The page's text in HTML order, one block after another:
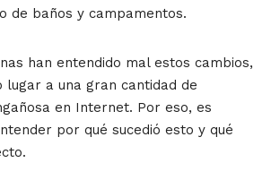
de baños y campamentos.
han entendido mal estos cambios,
lugar a una gran cantidad de
en Internet. Por eso, es
por qué sucedió esto y qué